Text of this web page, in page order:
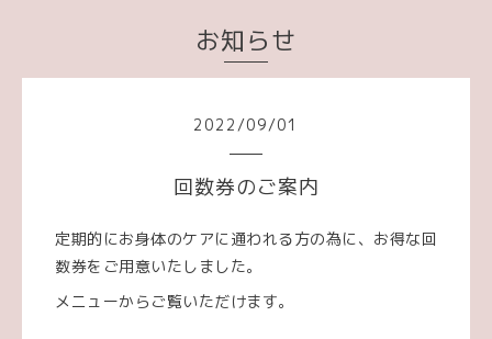
お知らせ
2022 /09/01
回数券のご案内
定期的にお身体のケアに通われる方の為に、お得な回
数券をご用意いたしました。
メニューからご覧いただけます。